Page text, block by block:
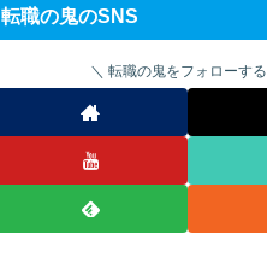
転職の鬼のSNS
転職の鬼をフォローする